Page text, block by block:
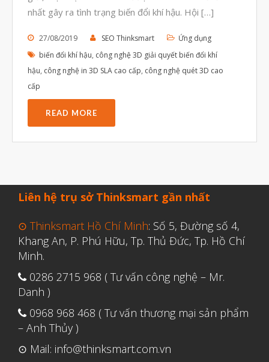
Tháng Tám 2023
Tháng Sáu 2023
Tháng Năm 2023
Tháng Chín 2022
Tháng Tám 2022
Tháng Bảy 2022
Tháng Năm 2022
Tháng Ba 2022
nhất gây ra tình trạng biến đổi khí hậu. Hội […]
27/08/2019 SEO Thinksmart
Ứng dụng
biến đổi khí hậu, công nghệ 3D giải quyết biến đổi khí
hậu, công nghệ in 3D SLA cao cấp, công nghệ quét 3D cao
cấp
READ MORE
Liên hệ trụ sở Thinksmart gần nhất
⊙ Thinksmart Hồ Chí Minh: Số 5, Đường số 4,
Khang An, P. Phú Hữu, Tp. Thủ Đức, Tp. Hồ Chí
Minh.
0286 2715 968 ( Tư vấn công nghệ – Mr.
Danh )
0968 968 468 ( Tư vấn thương mại sản phẩm
– Anh Thủy )
⊙ Mail: info@thinksmart.com.vn